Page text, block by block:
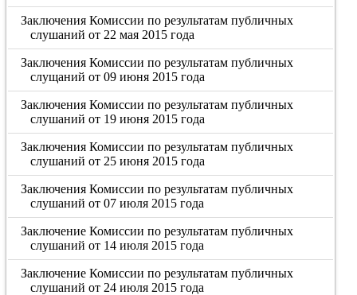
Заключения Комиссии по результатам публичных
слушаний от 22 мая 2015 года
Заключения Комиссии по результатам публичных
слущаний от 09 июня 2015 года
Заключения Комиссии по результатам публичных
слушаний от 19 июня 2015 года
Заключения Комиссии по результатам публичных
слушаний от 25 июня 2015 года
Заключения Комиссии по результатам публичных
слушаний от 07 июля 2015 года
Заключение Комиссии по результатам публичных
слушаний от 14 июля 2015 года
Заключение Комиссии по результатам публичных
слушаний от 24 июля 2015 года